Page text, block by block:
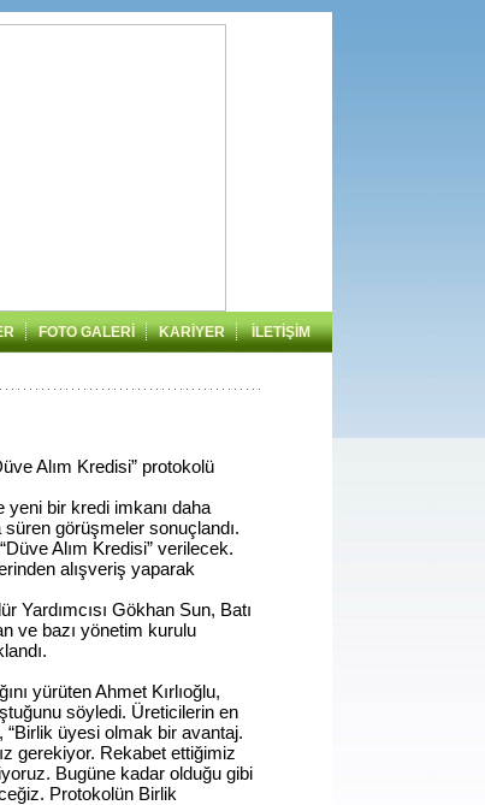
FOTO GALERİ KARİYER İLETİŞİM
Alım Kredisi” protokolü
yeni bir kredi imkanı daha
görüşmeler sonuçlandı.
Alım Kredisi” verilecek.
alışveriş yaparak
Yardımcısı Gökhan Sun, Batı
ve bazı yönetim kurulu
yürüten Ahmet Kırlıoğlu,
söyledi. Üreticilerin en
“Birlik üyesi olmak bir avantaj.
gerekiyor. Rekabet ettiğimiz
Bugüne kadar olduğu gibi
Protokolün Birlik